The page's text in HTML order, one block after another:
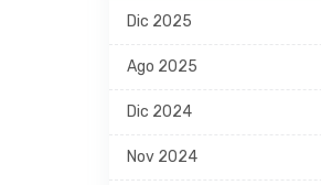
Dic 2025
Ago 2025
Dic 2024
Nov 2024